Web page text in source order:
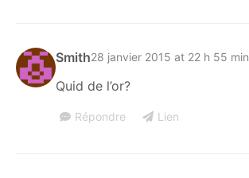
Smith28 janvier 2015 at 22 h 55 min
Quid de l’or?
Répondre Lien